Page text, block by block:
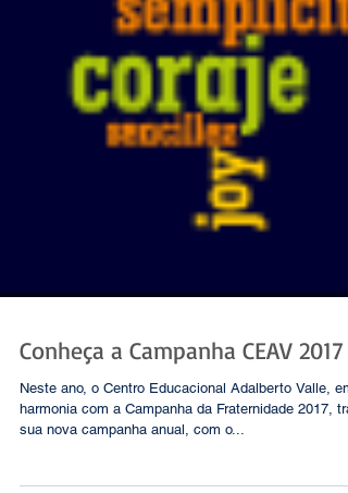
Conheça a Campanha CEAV 2017
Neste ano, o Centro Educacional Adalberto Valle, em
sua nova campanha anual, com o...